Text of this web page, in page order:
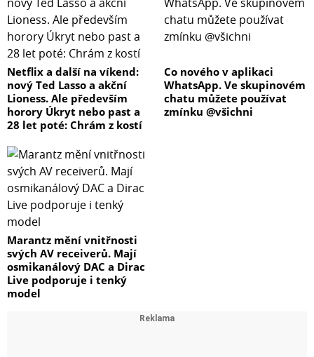
Netflix a další na víkend:
nový Ted Lasso a akční
Lioness. Ale především
horory Úkryt nebo past a
28 let poté: Chrám z kostí
Co nového v aplikaci
WhatsApp. Ve skupinovém
chatu můžete používat
zmínku @všichni
Marantz mění vnitřnosti
svých AV receiverů. Mají
osmikanálový DAC a Dirac
Live podporuje i tenký
model